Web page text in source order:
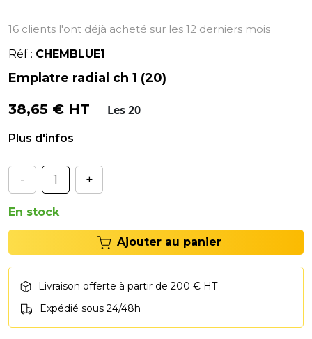
16 clients l'ont déjà acheté sur les 12 derniers mois
Réf : CHEMBLUE1
Emplatre radial ch 1 (20)
38,65 € HT Les 20
Emplâtre diagonal CH1.# - Dimension : 75 mm.
- +
En stock
Ajouter au panier
Livraison offerte à partir de 200 € HT
Expédié sous 24/48h